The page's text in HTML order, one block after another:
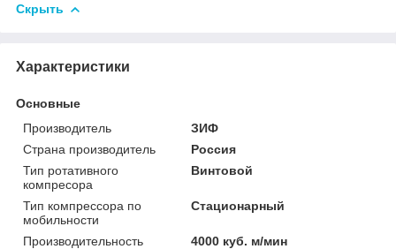
Скрыть
Характеристики
Основные
Производитель
ЗИФ
Страна производитель
Россия
Тип ротативного
компресора
Винтовой
Тип компрессора по
мобильности
Стационарный
Производительность
4000 куб. м/мин